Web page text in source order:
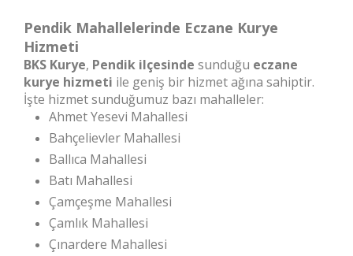
Pendik Mahallelerinde Eczane Kurye
Hizmeti
BKS Kurye, Pendik ilçesinde sunduğu eczane
kurye hizmeti ile geniş bir hizmet ağına sahiptir.
İşte hizmet sunduğumuz bazı mahalleler:
Ahmet Yesevi Mahallesi
Bahçelievler Mahallesi
Ballıca Mahallesi
Batı Mahallesi
Çamçeşme Mahallesi
Çamlık Mahallesi
Çınardere Mahallesi